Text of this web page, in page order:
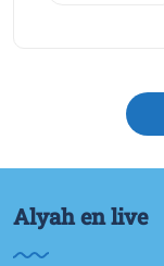
Alyah en live